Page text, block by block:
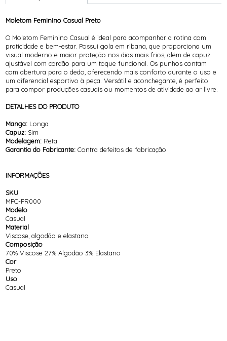
Moletom Feminino Casual Preto
O Moletom Feminino Casual é ideal para acompanhar a rotina com
praticidade e bem-estar. Possui gola em ribana, que proporciona um
visual moderno e maior proteção nos dias mais frios, além de capuz
ajustável com cordão para um toque funcional. Os punhos contam
com abertura para o dedo, oferecendo mais conforto durante o uso e
um diferencial esportivo à peça. Versátil e aconchegante, é perfeito
para compor produções casuais ou momentos de atividade ao ar livre.
DETALHES DO PRODUTO
Manga: Longa
Capuz: Sim
Modelagem: Reta
Garantia do Fabricante:Contra defeitos de fabricação
INFORMAÇÕES
SKU
MFC-PR000
Modelo
Casual
Material
Viscose, algodão e elastano
Composição
70% Viscose 27% Algodão 3% Elastano
Cor
Preto
Uso
Casual